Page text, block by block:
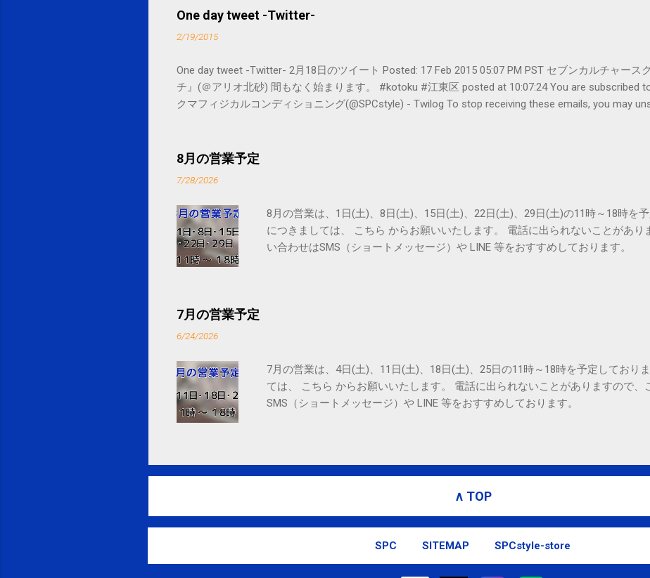
One day tweet -Twitter-
2/19/2015
One day tweet -Twitter- 2月18日のツイート Posted: 17 Feb 2015 05:07 PM PST セブンカルチャース
チ』(＠アリオ北砂) 間もなく始まります。 #kotoku #江東区 posted at 10:07:24 You are subscribed
クマフィジカルコンディショニング(@SPCstyle) - Twilog To stop receiving these emails, you may
8月の営業予定
7/28/2026
8月の営業は、1日(土)、8日(土)、15日(土)、22日(土)、29日(土)の11時～18時を
につきましては、 こちら からお願いいたします。 電話に出られないことがあり
い合わせはSMS（ショートメッセージ）や LINE 等をおすすめしております。
7月の営業予定
6/24/2026
7月の営業は、4日(土)、11日(土)、18日(土)、25日の11時～18時を予定しており
ては、 こちら からお願いいたします。 電話に出られないことがありますので、
SMS（ショートメッセージ）や LINE 等をおすすめしております。
∧ TOP
SPC SITEMAP SPCstyle-store